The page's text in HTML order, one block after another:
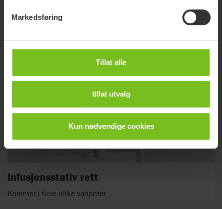
Markedsføring
Tillat alle
tillat utvalg
Kun nødvendige cookies
Infusjonsstativ rett
Kommer i flere ulike varianter